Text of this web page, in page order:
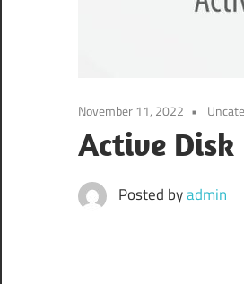
November 11, 2022
Posted byadmin